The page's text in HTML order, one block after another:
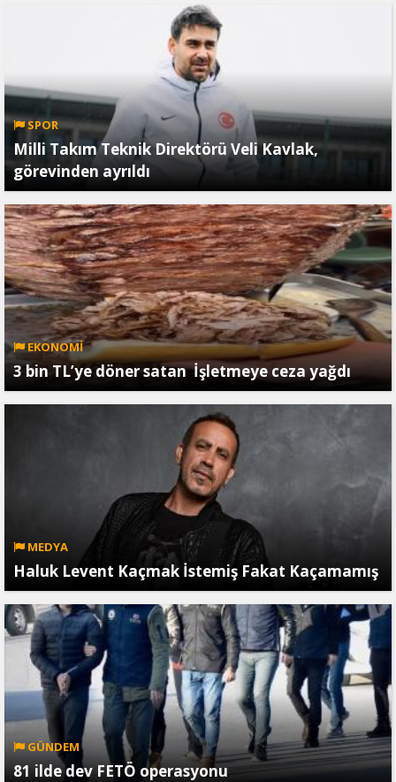
SPOR
Milli Takım Teknik Direktörü Veli Kavlak,
görevinden ayrıldı
EKONOMİ
3 bin TL’ye döner satan İşletmeye ceza yağdı
MEDYA
Haluk Levent Kaçmak İstemiş Fakat Kaçamamış
GÜNDEM
81 ilde dev FETÖ operasyonu